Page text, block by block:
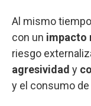
Al mismo
con un impacto
riesgo
agresividad y
y el consumo de